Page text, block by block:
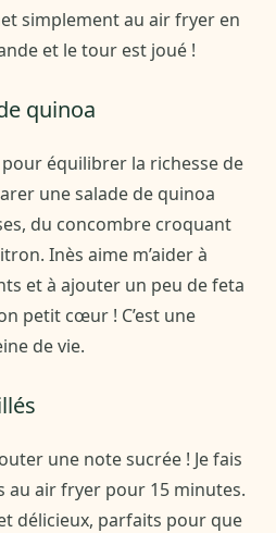
simplement au air fryer en
et le tour est joué !
quinoa
équilibrer la richesse de
une salade de quinoa
du concombre croquant
Inès aime m’aider à
et à ajouter un peu de feta
petit cœur ! C’est une
de vie.
une note sucrée ! Je fais
au air fryer pour 15 minutes.
délicieux, parfaits pour que